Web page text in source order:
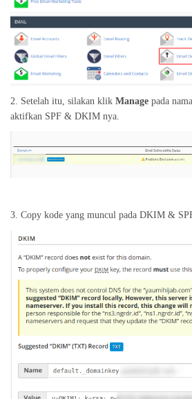
2. Setelah itu, silakan klik Manage pada
aktifkan SPF & DKIM nya.
3. Copy kode yang muncul pada DKIM &